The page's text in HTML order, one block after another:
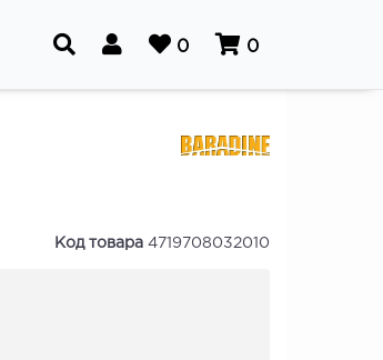
0 0
Код товара 4719708032010